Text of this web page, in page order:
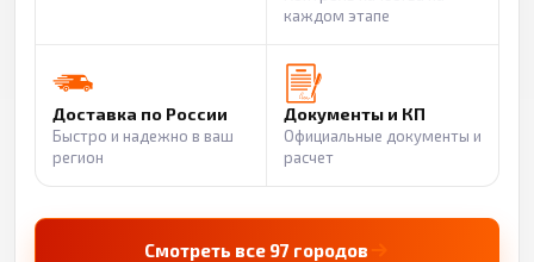
каждом этапе
Доставка по России
Быстро и надежно в ваш
регион
Документы и КП
Официальные документы и
расчет
Смотреть все 97 городов